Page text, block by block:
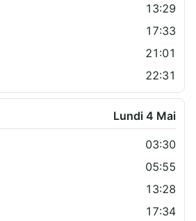
13:29
17:33
21:01
22:31
Lundi 4 Mai
03:30
05:55
13:28
17:34